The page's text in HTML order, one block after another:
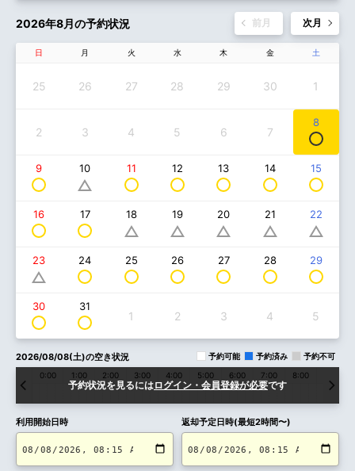
2026年8月の予約状況 前月 次月
日 月 火 水 木 金 土
25 26 27 28 29 30 1
2 3 4 5 6 7
8
9 10 11 12 13 14 15
16 17 18 19 20 21 22
23 24 25 26 27 28 29
30 31
1 2 3 4 5
2026/08/08(土)の空き状況 予約可能 予約済み 予約不可
予約状況を見るにはログイン・会員登録が必要です
0:00 1:00 2:00 3:00 4:00 5:00 6:00 7:00 8:00
利用開始日時 返却予定日時(最短2時間〜)